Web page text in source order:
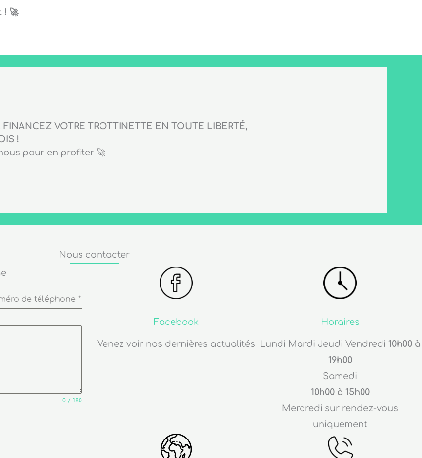
! 🚀
FINANCEZ VOTRE TROTTINETTE EN TOUTE LIBERTÉ,
!
pour en profiter 🚀
Nous contacter
de téléphone *
0 / 180
Facebook
Venez voir nos dernières actualités
Horaires
Lundi Mardi Jeudi Vendredi 10h00 à
19h00
Samedi
10h00 à 15h00
Mercredi sur rendez-vous
uniquement